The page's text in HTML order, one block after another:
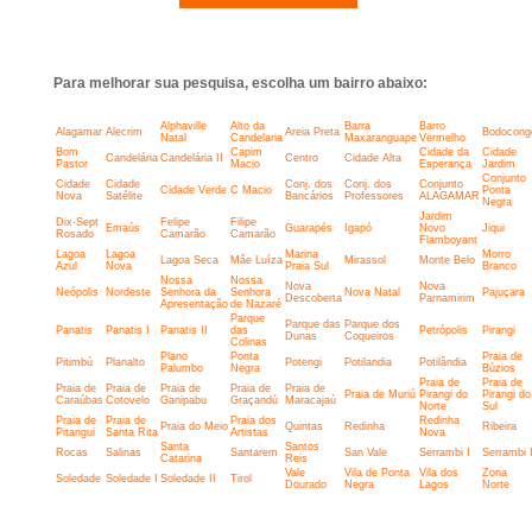
Para melhorar sua pesquisa, escolha um bairro abaixo:
Alagamar Alecrim
Alphaville
Natal
Alto da
Candelaria Areia Preta Barra
Maxaranguape
Barro
Vermelho
Bom
Pastor
Candelária Candelária II
Capim
Macio
Centro Cidade Alta
Cidade da
Esperança
Cidade
Jardim
Cidade
Nova
Cidade
Satélite
Cidade Verde C Macio
Conj. dos
Bancários
Conj. dos
Professores
Conjunto
ALAGAMAR
Conjunto
Ponta
Negra
Dix-Sept
Rosado
Emaús
Felipe
Camarão
Filipe
Camarão
Guarapés Igapó
Jardim
Novo
Flamboyant
Jiqui
Lagoa
Azul
Lagoa
Nova
Lagoa Seca Mãe Luíza Marina
Praia Sul
Mirassol Monte Belo
Morro
Branco
Neópolis Nordeste
Nossa
Senhora da
Apresentação
Nossa
Senhora
de Nazaré
Nova
Descoberta Nova Natal
Nova
Parnamirim
Pajuçara
Panatis Panatis I Panatis II
Parque
das
Colinas
Parque das
Dunas
Parque dos
Coqueiros
Petrópolis Pirangi
Pitimbú Planalto
Plano
Palumbo
Ponta
Negra
Potengi Potilandia Potilândia
Praia de
Búzios
Praia de
Caraúbas
Praia de
Cotovelo
Praia de
Ganipabu
Praia de
Graçandú
Praia de
Maracajaú
Praia de Muriú
Praia de
Pirangi do
Norte
Praia de
Pirangi do
Sul
Praia de
Pitangui
Praia de
Santa Rita Praia do Meio Praia dos
Artistas
Quintas Redinha
Redinha
Nova
Ribeira
Rocas Salinas
Santa
Catarina
Santarem
Santos
Reis
San Vale Serrambi I Serrambi
Soledade Soledade I Soledade II Tirol
Vale
Dourado
Vila de Ponta
Negra
Vila dos
Lagos
Zona
Norte